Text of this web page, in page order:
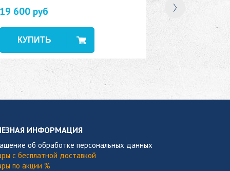
19 600 руб
ИНФОРМАЦИЯ
об обработке персональных данных
с бесплатной доставкой
по акции %